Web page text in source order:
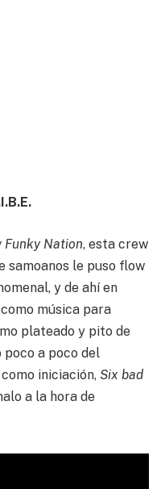
Funky Nation, esta crew
samoanos le puso flow
y de ahí en
música para
plateado y pito de
poco a poco del
iniciación, Six bad
a la hora de